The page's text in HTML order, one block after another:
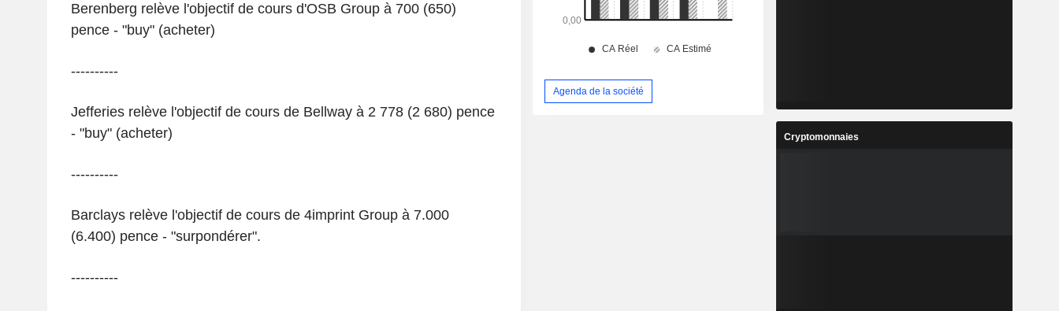
Berenberg relève l'objectif de cours d'OSB Group à 700 (650)
pence - "buy" (acheter)
----------
Jefferies relève l'objectif de cours de Bellway à 2 778 (2 680) pence
- "buy" (acheter)
----------
Barclays relève l'objectif de cours de 4imprint Group à 7.000
(6.400) pence - "surpondérer".
----------
Agenda de la société
Cryptomonnaies